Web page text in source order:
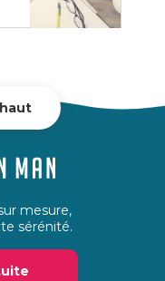
mesure,
sérénité.